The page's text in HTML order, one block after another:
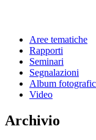
Aree tematiche
Rapporti
Seminari
Segnalazioni
Album
Video
Archivio